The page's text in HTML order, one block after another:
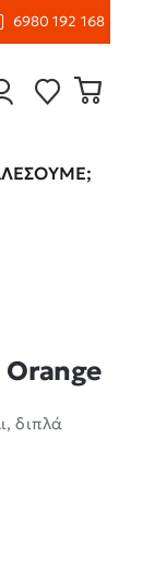
6980 192 168
Orange
διπλά